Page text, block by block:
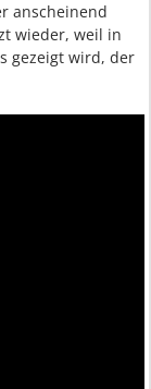
anscheinend
wieder, weil in
gezeigt wird, der